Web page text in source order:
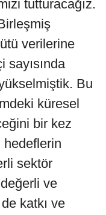
tutturacağız.
verilerine
sayısında
Bu
küresel
bir kez
hedeflerin
sektör
değerli ve
katkı ve